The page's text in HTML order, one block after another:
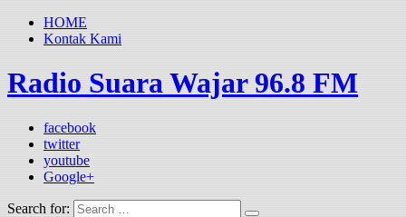
HOME
Kontak Kami
Radio Suara Wajar 96.8 FM
facebook
twitter
youtube
Google+
Search for: